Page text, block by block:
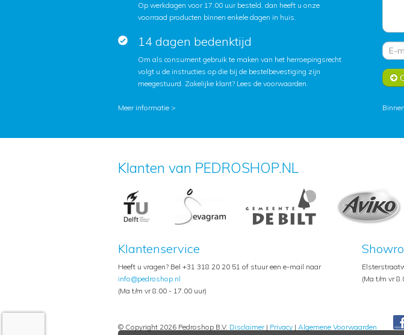
Op werkdagen voor 17.00 uur besteld, dan heeft u onze
voorraad producten binnen enkele dagen in huis.
14 dagen bedenktijd
Om als consument gebruik te maken van het herroepingsrecht
volgt u de instructies op die bij de bestelbevestiging zijn
meegestuurd. Zakelijke klant? Lees de voorwaarden.
Meer informatie >
Klanten van PEDROSHOP.NL
Klantenservice
Heeft u vragen? Bel +31 318 20 20 51 of stuur een e-mail naar
info@pedroshop.nl
(Ma t/m vr 8.00 - 17.00 uur)
(Ma t/m vr
© Copyright 2026 Pedroshop B.V. Disclaimer| Privacy | Algemene Voorwaarden